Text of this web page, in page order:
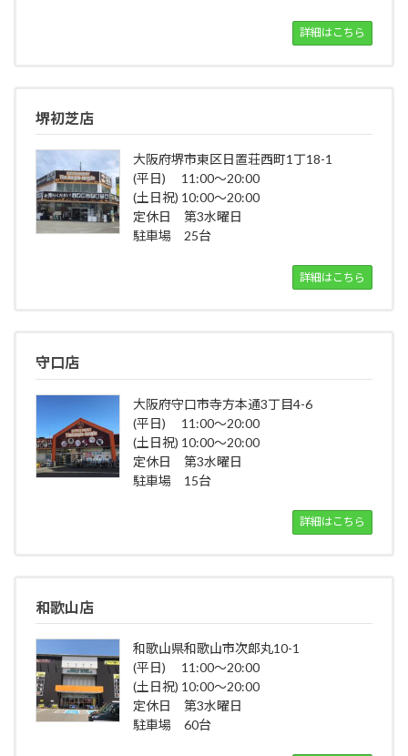
詳細はこちら
堺初芝店
大阪府堺市東区日置荘西町1丁18-1
(平日) 11:00～20:00
(土日祝) 10:00～20:00
定休日 第3水曜日
駐車場 25台
詳細はこちら
守口店
大阪府守口市寺方本通3丁目4-6
(平日) 11:00～20:00
(土日祝) 10:00～20:00
定休日 第3水曜日
駐車場 15台
詳細はこちら
和歌山店
和歌山県和歌山市次郎丸10-1
(平日) 11:00～20:00
(土日祝) 10:00～20:00
定休日 第3水曜日
駐車場 60台